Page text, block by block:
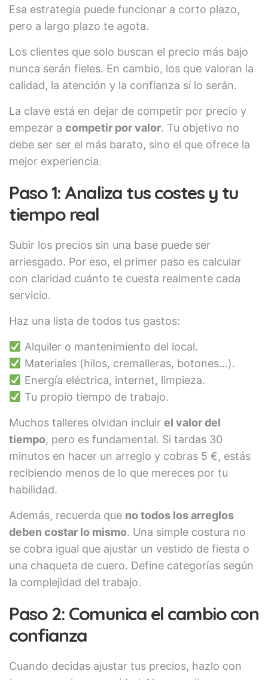
Esa estrategia puede funcionar a corto plazo,
pero a largo plazo te agota.
Los clientes que solo buscan el precio más bajo
nunca serán fieles. En cambio, los que valoran la
calidad, la atención y la confianza sí lo serán.
La clave está en dejar de competir por precio y
empezar a competir por valor. Tu objetivo no
debe ser ser el más barato, sino el que ofrece la
mejor experiencia.
Paso 1: Analiza tus costes y tu
tiempo real
Subir los precios sin una base puede ser
arriesgado. Por eso, el primer paso es calcular
con claridad cuánto te cuesta realmente cada
servicio.
Haz una lista de todos tus gastos:
Alquiler o mantenimiento del local.
Materiales (hilos, cremalleras, botones…).
Energía eléctrica, internet, limpieza.
Tu propio tiempo de trabajo.
Muchos talleres olvidan incluir el valor del
tiempo, pero es fundamental. Si tardas 30
minutos en hacer un arreglo y cobras 5 €, estás
recibiendo menos de lo que mereces por tu
habilidad.
Además, recuerda que no todos los arreglos
deben costar lo mismo. Una simple costura no
se cobra igual que ajustar un vestido de fiesta o
una chaqueta de cuero. Define categorías según
la complejidad del trabajo.
Paso 2: Comunica el cambio con
confianza
Cuando decidas ajustar tus precios, hazlo con